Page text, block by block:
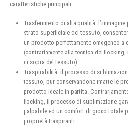
caratteristiche principali:
Trasferimento di alta qualità: l’immagine
strato superficiale del tessuto,
un prodotto perfettamente omogeneo a
(contrariamente alla tecnica del flocking,
di sopra del tessuto).
Traspirabilità: il processo di
tessuto, pur conservandone intatte le
prodotto ideale in partita.
flocking, il processo di sublimazione
palpabile ed un comfort di gioco totale
proprietà traspiranti.